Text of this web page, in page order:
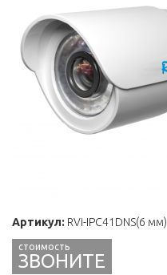
Артикул: RVi-IPC41DNS(6 мм)
ЗВОНИТЕ